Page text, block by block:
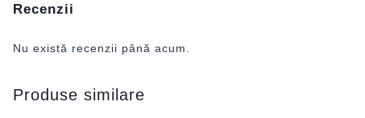
Recenzii
Nu există recenzii până acum.
Produse similare